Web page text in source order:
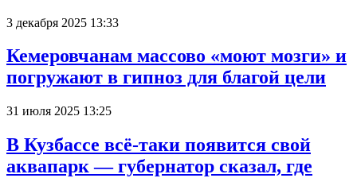
3 декабря 2025 13:33
Кемеровчанам массово «моют мозги» и
погружают в гипноз для благой цели
31 июля 2025 13:25
В Кузбассе всё-таки появится свой
аквапарк — губернатор сказал, где